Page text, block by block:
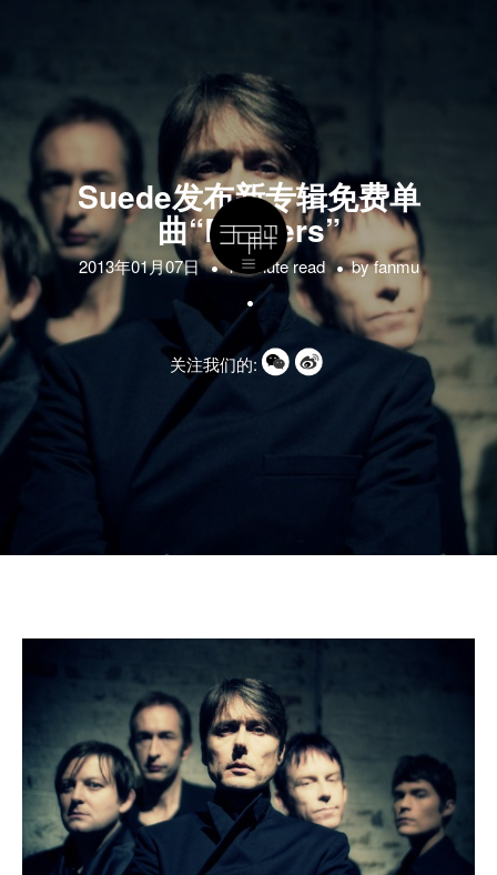
Suede发布新专辑免费单
曲“Barriers”
2013年01月07日 1 minute read byfanmu
关注我们的: